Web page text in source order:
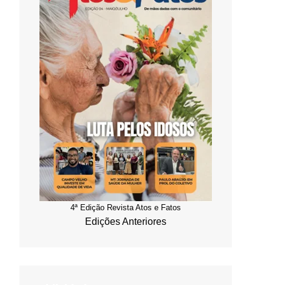
4ª Edição Revista Atos e Fatos
Edições Anteriores